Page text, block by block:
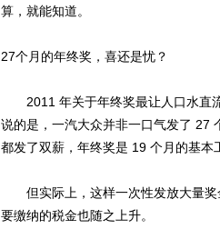
算，就能知道。
27个月的年终奖，喜还是忧？
2011 年关于年终奖最让人口水直流
说的是，一汽大众并非一口气发了 27
都发了双薪，年终奖是 19 个月的基本
但实际上，这样一次性发放大量奖
要缴纳的税金也随之上升。